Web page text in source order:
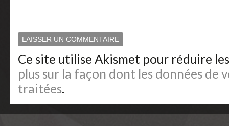
Ce site utilise Akismet pour réduire
plus sur la façon dont les données de
traitées.